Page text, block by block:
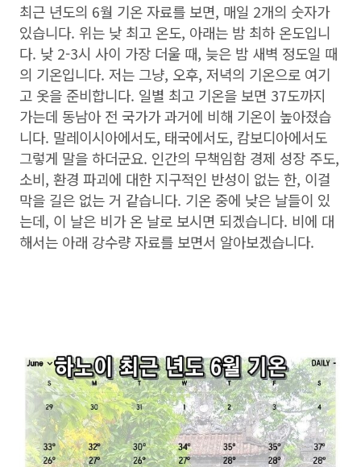
최근 년도의 6월 기온 자료를 보면, 매일 2개의 숫자가
있습니다. 위는 낮 최고 온도, 아래는 밤 최하 온도입니
다. 낮 2-3시 사이 가장 더울 때, 늦은 밤 새벽 정도일 때
의 기온입니다. 저는 그냥, 오후, 저녁의 기온으로 여기
고 옷을 준비합니다. 일별 최고 기온을 보면 37도까지
가는데 동남아 전 국가가 과거에 비해 기온이 높아졌습
니다. 말레이시아에서도, 태국에서도, 캄보디아에서도
그렇게 말을 하더군요. 인간의 무책임함 경제 성장 주도,
소비, 환경 파괴에 대한 지구적인 반성이 없는 한, 이걸
막을 길은 없는 거 같습니다. 기온 중에 낮은 날들이 있
는데, 이 날은 비가 온 날로 보시면 되겠습니다. 비에 대
해서는 아래 강수량 자료를 보면서 알아보겠습니다.